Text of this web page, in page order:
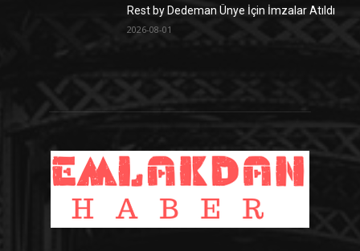
Rest by Dedeman Ünye İçin İmzalar Atıldı
2026-08-01